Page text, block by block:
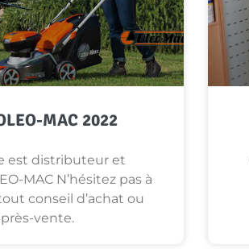
MAC 2022
est distributeur et
MAC N’hésitez pas à
conseil d’achat ou
vente.